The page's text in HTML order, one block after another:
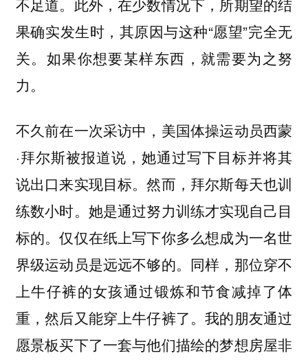
果确实发生时，其原因与这种“愿望”完全无
关。如果你想要某样东西，就需要为之努
力。
不久前在一次采访中，美国体操运动员西蒙
·拜尔斯被报道说，她通过写下目标并将其
说出口来实现目标。然而，拜尔斯每天也训
练数小时。她是通过努力训练才实现自己目
标的。仅仅在纸上写下你多么想成为一名世
界级运动员是远远不够的。同样，那位穿不
上牛仔裤的女孩通过锻炼和节食减掉了体
重，然后又能穿上牛仔裤了。我的朋友通过
愿景板买下了一套与他们描绘的梦想房屋非